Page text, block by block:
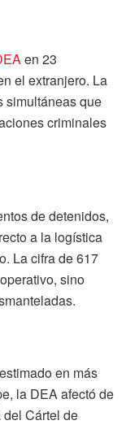
en 23
el extranjero. La
simultáneas que
criminales
de detenidos,
a la logística
La cifra de 617
sino
en más
la DEA afectó de
del Cártel de